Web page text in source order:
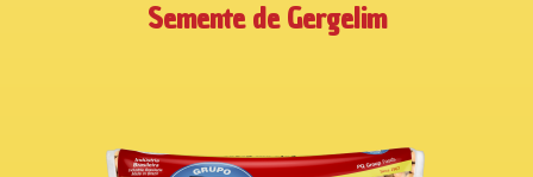
Semente de Gergelim